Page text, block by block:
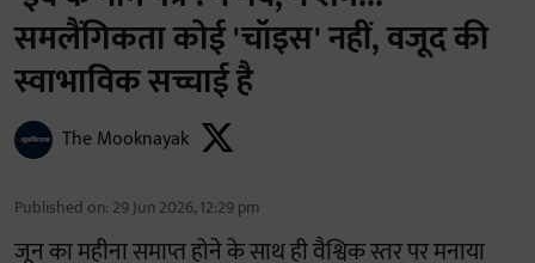
समलैंगिकता कोई 'चॉइस' नहीं, वजूद की
स्वाभाविक सच्चाई है
The Mooknayak
Published on: 29 Jun 2026, 12:29 pm
जून का महीना समाप्त होने के साथ ही वैश्विक स्तर पर मनाया